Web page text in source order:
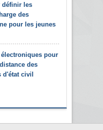
définir les
des
pour les jeunes
pour
des
d'état civil